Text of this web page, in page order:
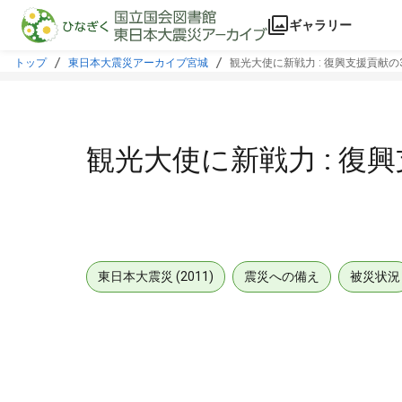
本文に飛ぶ
ギャラリー
トップ 東日本大震災アーカイブ宮城 観光大使に新戦力 : 復興支援貢献
観光大使に新戦力 : 復
東日本大震災 (2011) 震災への備え 被災状況